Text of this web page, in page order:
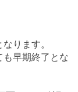
ります。
早期終了とな